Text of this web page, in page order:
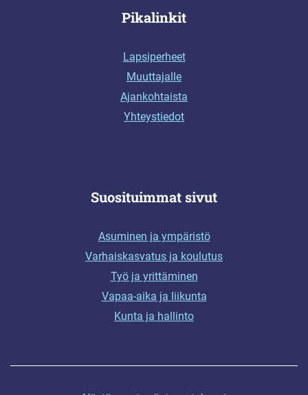
Pikalinkit
Lapsiperheet
Muuttajalle
Ajankohtaista
Yhteystiedot
Suosituimmat sivut
Asuminen ja ympäristö
Varhaiskasvatus ja koulutus
Työ ja yrittäminen
Vapaa-aika ja liikunta
Kunta ja hallinto